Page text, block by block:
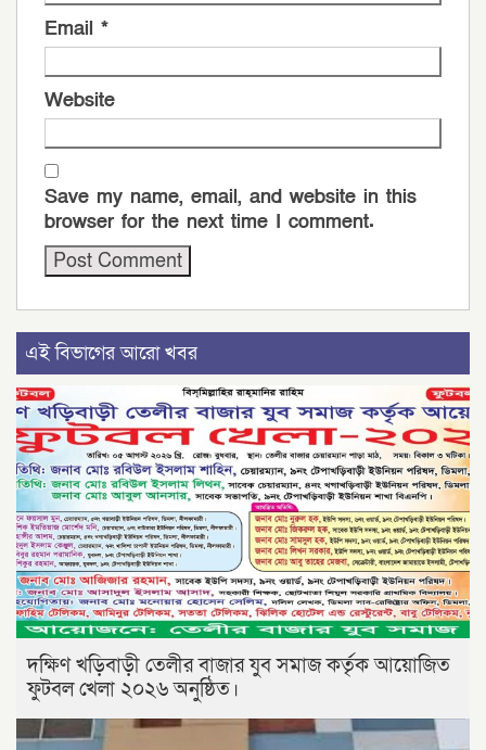
Email *
Website
Save my name, email, and website in this
browser for the next time I comment.
এই বিভাগের আরো খবর
দক্ষিণ খড়িবাড়ী তেলীর বাজার যুব সমাজ কর্তৃক আয়োজিত
ফুটবল খেলা ২০২৬ অনুষ্ঠিত।